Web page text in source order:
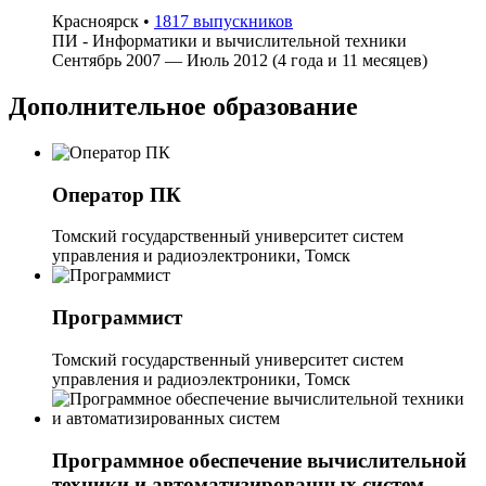
Красноярск • 1817 выпускников
ПИ - Информатики и вычислительной техники
Сентябрь 2007 — Июль 2012 (4 года и 11 месяцев)
Дополнительное образование
Оператор ПК
Томский государственный университет систем
управления и радиоэлектроники, Томск
Программист
Томский государственный университет систем
управления и радиоэлектроники, Томск
Программное обеспечение вычислительной